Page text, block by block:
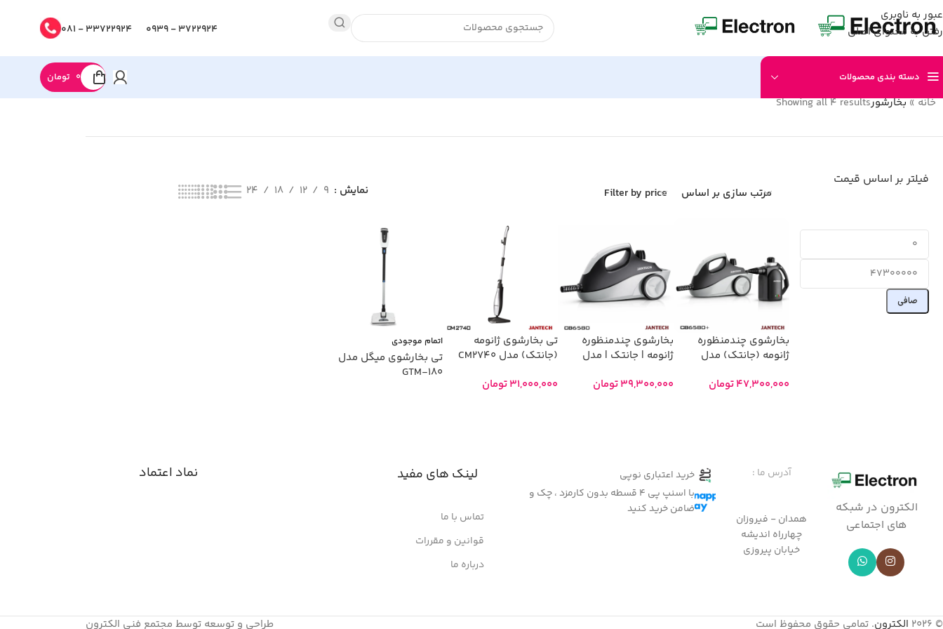
عبور به ناوبری
رفتن به محتوای اصلی
3722924 - 0939
33722924 - 081
دسته بندی محصولات 0 تومان
خانه»بخارشورShowing all 4 results
فیلتر بر اساس قیمت
صافی
مرتب سازی بر اساس Filter by price نمایش 9
12
18
24
بخارشوی چندمنظوره
ژانومه (جانتک) مدل
47,300,000تومان
بخارشوی چندمنظوره
ژانومه | جانتک | مدل
39,300,000تومان
تی بخارشوی ژانومه
(جانتک) مدل CM2740
31,000,000تومان
اتمام موجودی
تی بخارشوی میگل مدل
GTM-180
الکترون در شبکه
های اجتماعی
آدرس ما :
همدان - فیروزان
چهارراه اندیشه
خیابان پیروزی
خرید اعتباری نوپی
با اسنپ پی 4 قسطه بدون کارمزد ، چک و
ضامن خرید کنید
لینک های مفید
تماس با ما
قوانین و مقررات
درباره ما
نماد اعتماد
© 2026 الکترون. تمامی حقوق محفوظ است طراحی و توسعه توسط مجتمع فنی الکترون